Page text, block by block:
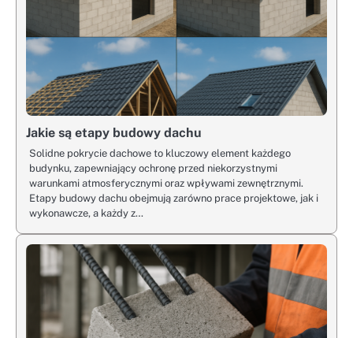
Jakie są etapy budowy dachu
Solidne pokrycie dachowe to kluczowy element każdego
budynku, zapewniający ochronę przed niekorzystnymi
warunkami atmosferycznymi oraz wpływami zewnętrznymi.
Etapy budowy dachu obejmują zarówno prace projektowe, jak i
wykonawcze, a każdy z…